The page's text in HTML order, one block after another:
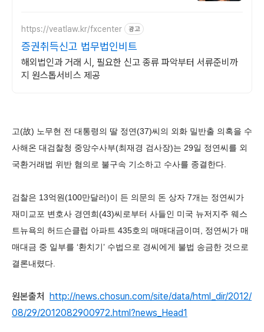
https://veatlaw.kr/fxcenter 광고
증권취득신고 법무법인비트
해외법인과 거래 시, 필요한 신고 종류 파악부터 서류준비까
지 원스톱서비스 제공
고(故) 노무현 전 대통령의 딸 정연(37)씨의 외화 밀반출 의혹을 수
사해온 대검찰청 중앙수사부(최재경 검사장)는 29일 정연씨를 외
국환거래법 위반 혐의로 불구속 기소하고 수사를 종결한다.
검찰은 13억원(100만달러)이 든 의문의 돈 상자 7개는 정연씨가
재미교포 변호사 경연희(43)씨로부터 사들인 미국 뉴저지주 웨스
트뉴욕의 허드슨클럽 아파트 435호의 매매대금이며, 정연씨가 매
매대금 중 일부를 ‘환치기’ 수법으로 경씨에게 불법 송금한 것으로
결론내렸다.
원본출처 http://news.chosun.com/site/data/html_dir/2012/
08/29/2012082900972.html?news_Head1